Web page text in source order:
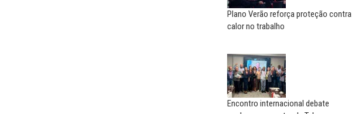
Plano Verão reforça proteção contra
calor no trabalho
Encontro internacional debate